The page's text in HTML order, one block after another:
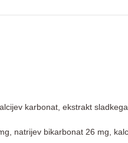
karbonat, ekstrakt
natrijev bikarbonat 26 mg,